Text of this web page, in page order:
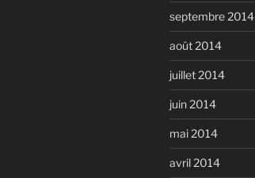
septembre 2014
août 2014
juillet 2014
juin 2014
mai 2014
avril 2014